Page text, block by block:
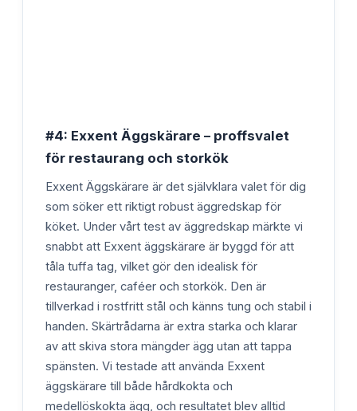
#4: Exxent Äggskärare – proffsvalet
för restaurang och storkök
Exxent Äggskärare är det självklara valet för dig
som söker ett riktigt robust äggredskap för
köket. Under vårt test av äggredskap märkte vi
snabbt att Exxent äggskärare är byggd för att
tåla tuffa tag, vilket gör den idealisk för
restauranger, caféer och storkök. Den är
tillverkad i rostfritt stål och känns tung och stabil i
handen. Skärtrådarna är extra starka och klarar
av att skiva stora mängder ägg utan att tappa
spänsten. Vi testade att använda Exxent
äggskärare till både hårdkokta och
medellöskokta ägg, och resultatet blev alltid